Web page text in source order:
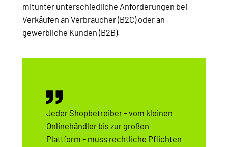
mitunter unterschiedliche Anforderungen bei
Verkäufen an Verbraucher (B2C) oder an
gewerbliche Kunden (B2B).
Jeder Shopbetreiber – vom kleinen
Onlinehändler bis zur großen
Plattform – muss rechtliche Pflichten